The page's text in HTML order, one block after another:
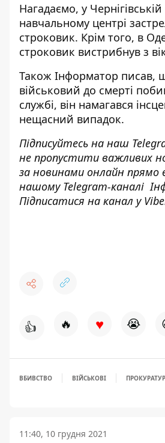
Нагадаємо, у Чернігівській
навчальному центрі
строковик. Крім того, в
строковик вистрибнув з
Також Інформатор писав,
військовий до смерті
службі, він намагався
нещасний випадок.
Підписуйтесь на наш
не пропустити важливих
за новинами онлайн прямо
нашому Telegram-каналі
Підписатися на канал у
👍 🔥 ♥ 😭
ВБИВСТВО ВІЙСЬКОВІ
11:40, 10 грудня 2021